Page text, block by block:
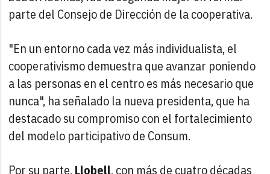
parte del Consejo de Dirección de la cooperativa.
"En un entorno cada vez más individualista, el
cooperativismo demuestra que avanzar poniendo
a las personas en el centro es más necesario que
nunca", ha señalado la nueva presidenta, que ha
destacado su compromiso con el fortalecimiento
del modelo participativo de Consum.
Por su parte,Llobell, con más de cuatro décadas